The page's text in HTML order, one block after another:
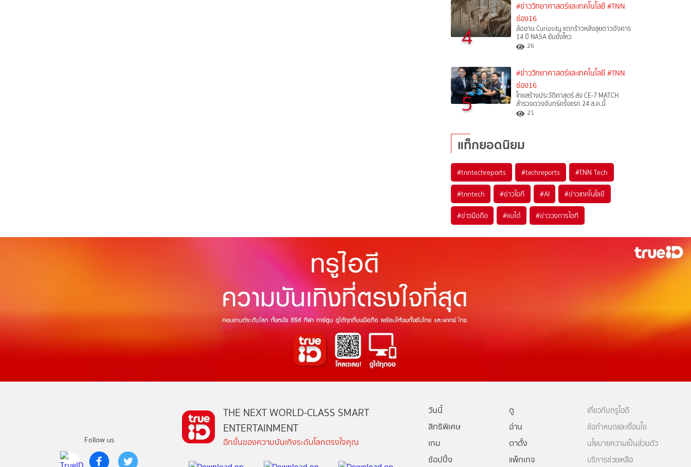
4
#ข่าววิทยาศาสตร์และเทคโนโลยี #TNN
ช่อง16
ล้อยาน Curiosity แตกร้าวหลังลุยดาวอังคาร
14 ปี NASA ยันยังไหว
26
5
#ข่าววิทยาศาสตร์และเทคโนโลยี #TNN
ช่อง16
ไทยสร้างประวัติศาสตร์ ส่ง CE-7 MATCH
สำรวจดวงจันทร์ครั้งแรก 24 ส.ค.นี้
21
แท็กยอดนิยม
#tnntechreports #techreports #TNN Tech
#tnntech #ข่าวไอที #AI #ข่าวเทคโนโลยี
#ข่าวมือถือ #แบไต๋ #ข่าววงการไอที
Follow us
THE NEXT WORLD-CLASS SMART
ENTERTAINMENT
อีกขั้นของความบันเทิงระดับโลกตรงใจคุณ
วันนี้
ดู
สิทธิพิเศษ
อ่าน
เกม
ตาตั้ง
ช้อปปิ้ง
แพ็กเกจ
เกี่ยวกับทรูไอดี
ข้อกำหนดและเงื่อนไข
นโยบายความเป็นส่วนตัว
บริการช่วยเหลือ